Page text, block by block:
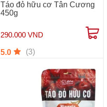
Táo đỏ hữu cơ Tân Cương
450g
290.000 VND
5.0 (3)